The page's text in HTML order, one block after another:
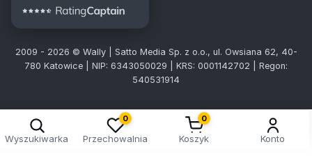
2009 - 2026 © Wally | Satto Media Sp. z o.o., ul. Owsiana 62, 40-
780 Katowice | NIP: 6343050029 | KRS: 0001142702 | Regon:
540531914
Wyszukiwarka
0
Przechowalnia
0
Koszyk Konto